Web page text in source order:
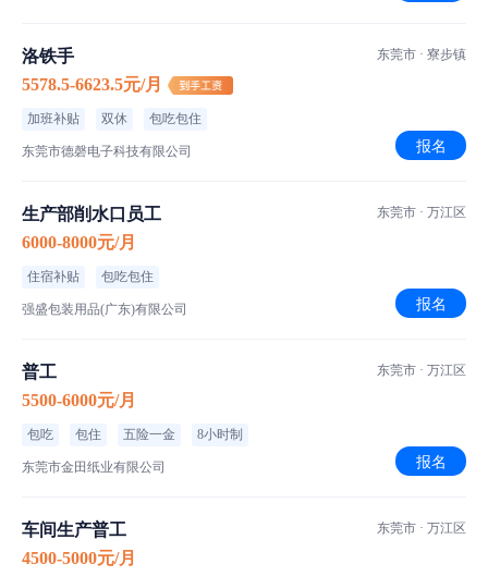
洛铁手
5578.5-6623.5元/月
加班补贴 双休 包吃包住
东莞市德磬电子科技有限公司
东莞市 · 寮步镇
报名
生产部削水口员工
6000-8000元/月
住宿补贴 包吃包住
强盛包装用品(广东)有限公司
东莞市 · 万江区
报名
普工
5500-6000元/月
包吃 包住 五险一金 8小时制
东莞市金田纸业有限公司
东莞市 · 万江区
报名
车间生产普工
4500-5000元/月
东莞市 · 万江区